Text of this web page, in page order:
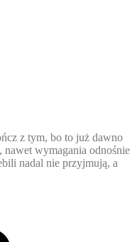
z tym, bo to już dawno
wymagania odnośnie
nadal nie przyjmują, a